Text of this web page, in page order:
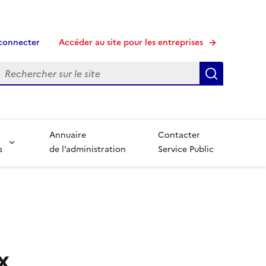
Accéder au site pour les entreprises
Recherche
Annuaire
de l’administration
Contacter
Service Public